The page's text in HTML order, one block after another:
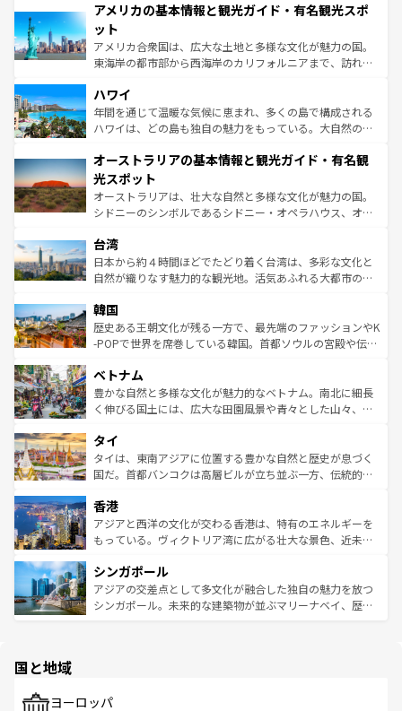
ンツ一覧を参照してほしい。
の建物がそのまま残る町や、スイスならではのユニークな
博物館もあり、アルプス観光だけでなく町歩きも満喫する
ことができる。国民の所得が高いため物価も高いが、旅行
者向けの交通パス提供のサービスもあり、うまく活用すれ
着のスイス情報は
アメリカの基本情報と観光ガイド・有名観光スポ
ット
アメリカ合衆国は、広大な土地と多様な文化が魅力の国。
東海岸の都市部から西海岸のカリフォルニアまで、訪れる
のような巨大都市は、観光、ショッピング、エンターテイ
ンメントが詰まった刺激的なスポットだ。一方、アメリカ
西部には大自然が広がり、グランドキャニオンやイエロー
部のニューオーリンズでは、音楽と美食が融合した独特の
文化が魅力。旅行者はアメリカの各地域で異なる魅力を楽
しみながら、その多様性と豊かな歴史を感じることができ
るだろう。車でのロードトリップや列車の旅も、アメリカ
情報は
ハワイ
年間を通じて温暖な気候に恵まれ、多くの島で構成される
ハワイは、どの島も独自の魅力をもっている。大自然の神
ワイ島は見逃せない。また、定番の観光地といえばオアフ
島だが、静かな自然を求めるならマウイ島やカウアイ島が
おすすめ。エメラルドグリーンに輝く海をはじめ、豊かな
文化や歴史が息づいている。「アロハスピリット」と呼ば
人々、おいしいローカルフードやハワイアンミュージッ
ク、伝統的なフラダンスなど、すべてがハワイの魅力を彩
っている。訪れるたびに新しい発見と感動が待っているハ
はコンテンツ一覧
オーストラリアの基本情報と観光ガイド・有名観
光スポット
オーストラリアは、壮大な自然と多様な文化が魅力の国。
シドニーのシンボルであるシドニー・オペラハウス、オー
リアリーフや大陸中央部にそびえるウルル（エアーズロッ
ク）、タスマニアの美しい原生林やケアンズの熱帯雨林な
ど、見どころがたくさん。また、カフェやワイン、オージ
いる。アクティビティも充実しており、サーフィンやダイ
ビング、ハイキングなど、アウトドア好きにはたまらな
い。オーストラリアの多彩な魅力を存分に味わいつくそ
参照してほしい。
台湾
日本から約４時間ほどでたどり着く台湾は、多彩な文化と
自然が織りなす魅力的な観光地。活気あふれる大都市の台
ン）、静ひつな山岳地帯である台湾東部など、都市の喧騒
と山間の静けさが共存しており、訪れる人に新しい発見と
驚きをもたらしてくれる。また、奥深い台湾の食文化も魅
容にもいいと評判のスイーツなど、バラエティ豊かな料理
が味わえる。 なお、新着の台湾情報は コンテンツ一覧を参
照してほしい。
韓国
歴史ある王朝文化が残る一方で、最先端のファッションやK
-POPで世界を席巻している韓国。首都ソウルの宮殿や伝統
き、地方に足を延ばせば四季折々の自然美を楽しむことが
できる。そして、キムチや焼肉、絶品のストリートフード
まで、さまざまな韓国料理が待っている。夜には、韓国な
リティに包まれながら、韓国の多彩な魅力を心ゆくまで味
わってみてほしい。 なお、新着の韓国情報はコンテンツ一
覧を参照してほしい。
ベトナム
豊かな自然と多様な文化が魅力的なベトナム。南北に細長
く伸びる国土には、広大な田園風景や青々とした山々、世
急速な発展と共に伝統が息づく。ハノイの古い町並みやホ
ーチミン市のフランス統治時代の建物も、独特の雰囲気を
醸し出している。また、バラエティの豊かさとおいしさで
とつ。フォーやバインミー、ベトナムコーヒーなどは、ぜ
ひ現地で味わいたい。どの地域を訪れてもあたたかい人々
が旅行者を迎えてくれるので、きっと忘れられない旅にな
参照してほしい。
タイ
タイは、東南アジアに位置する豊かな自然と歴史が息づく
国だ。首都バンコクは高層ビルが立ち並ぶ一方、伝統的な
の活気が交差している。北部ではチェンマイなどの山岳地
帯で自然と触れ合い、南部ではプーケットやクラビの美し
いビーチでリゾート気分を楽しむことができる。タイ料理
激する。気候は一年中温暖で、どの季節にも異なる楽しみ
が待っている。親しみやすいタイの人々、仏教を中心とし
た文化、そして多様な観光資源が、訪れる旅人を魅了し続
香港
アジアと西洋の文化が交わる香港は、特有のエネルギーを
もっている。ヴィクトリア湾に広がる壮大な景色、近未来
み、どこを訪れても感動するはず。観光スポットが密集し
ており、効率よく見どころを回れるのも魅力。息をのむよ
うな絶景から文化的な体験まで、香港を存分に楽しみ尽く
シンガポール
アジアの交差点として多文化が融合した独自の魅力を放つ
シンガポール。未来的な建築物が並ぶマリーナベイ、歴史
で、ホーカーズは地元の風情を楽しめる外せないスポット
国と地域
ヨーロッパ